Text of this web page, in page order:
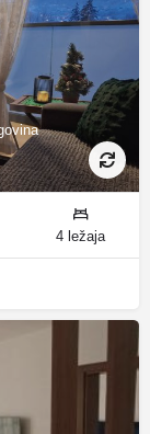
4 ležaja